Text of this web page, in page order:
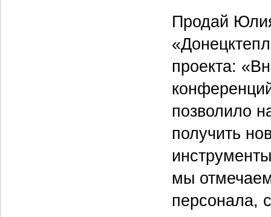
Продай
проекта:
позволило
получить
мы
персонала,